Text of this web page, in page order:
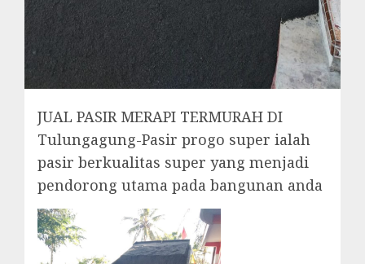
JUAL PASIR MERAPI TERMURAH DI
Tulungagung-Pasir progo super ialah
pasir berkualitas super yang menjadi
pendorong utama pada bangunan anda